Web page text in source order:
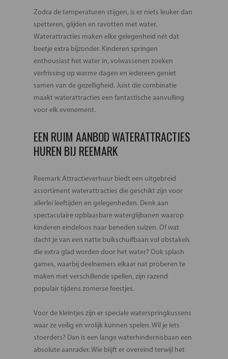
Zodra de temperaturen stijgen, is er niets leuker dan
spetteren, glijden en ravotten met water.
Waterattracties maken elke gelegenheid nét dat
beetje extra bijzonder. Kinderen springen
enthousiast het water in, volwassenen zoeken
verfrissing op warme dagen en iedereen geniet
samen van de gezelligheid. Juist die combinatie
maakt waterattracties een fantastische aanvulling
voor elk evenement.
EEN RUIM AANBOD WATERATTRACTIES
HUREN BIJ REEMARK
Reemark Attractieverhuur biedt een uitgebreid
assortiment waterattracties die geschikt zijn voor
allerlei leeftijden en gelegenheden. Denk aan
spectaculaire opblaasbare waterglijbanen waarop
kinderen eindeloos naar beneden suizen. Of wat
dacht je van een natte buikschuifbaan vol obstakels
die extra glad worden door het water? Ook splash
games, waarbij deelnemers elkaar nat proberen te
maken met verschillende spellen, zijn razend
populair tijdens zomerse feestjes.
Voor de kleintjes zijn er speciale waterspringkussens
waar ze veilig en vrolijk kunnen spelen. Wil je iets
stoerders? Dan is een lange waterhindernisbaan een
absolute aanrader. Wie blijft er overeind terwijl het